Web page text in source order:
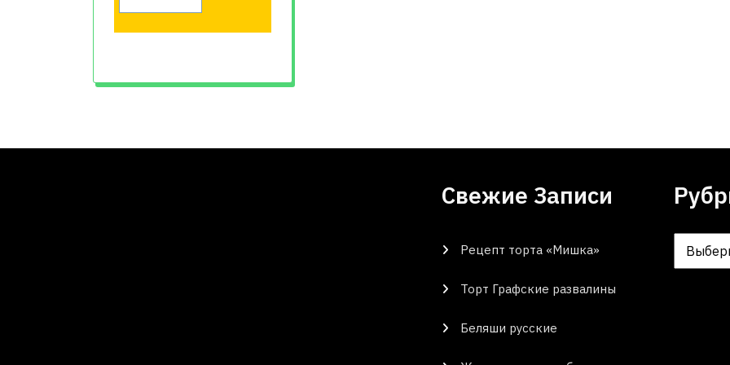
Свежие Записи
Рецепт торта «Мишка»
Торт Графские развалины
Беляши русские
Рубрики